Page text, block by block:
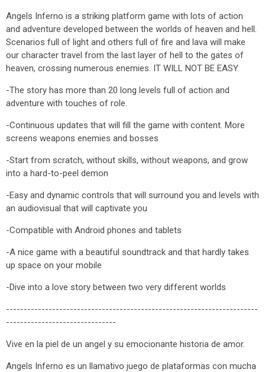
Angels Inferno is a striking platform game with lots of action
and adventure developed between the worlds of heaven and hell.
Scenarios full of light and others full of fire and lava will make
our character travel from the last layer of hell to the gates of
heaven, crossing numerous enemies. IT WILL NOT BE EASY.
-The story has more than 20 long levels full of action and
adventure with touches of role.
-Continuous updates that will fill the game with content. More
screens weapons enemies and bosses
-Start from scratch, without skills, without weapons, and grow
into a hard-to-peel demon
-Easy and dynamic controls that will surround you and levels with
an audiovisual that will captivate you
-Compatible with Android phones and tablets
-A nice game with a beautiful soundtrack and that hardly takes
up space on your mobile
-Dive into a love story between two very different worlds
-----------------------------------------------------------------------
-------------------------------
Vive en la piel de un angel y su emocionante historia de amor.
Angels Inferno es un llamativo juego de plataformas con mucha